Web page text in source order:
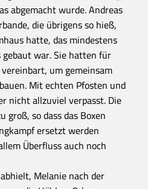
abgemacht wurde. Andreas
die übrigens so hieß,
hatte, das mindestens
war. Sie hatten für
um gemeinsam
Mit echten Pfosten und
nicht allzuviel verpasst. Die
groß, so dass das Boxen
ersetzt werden
Überfluss auch noch
Melanie nach der